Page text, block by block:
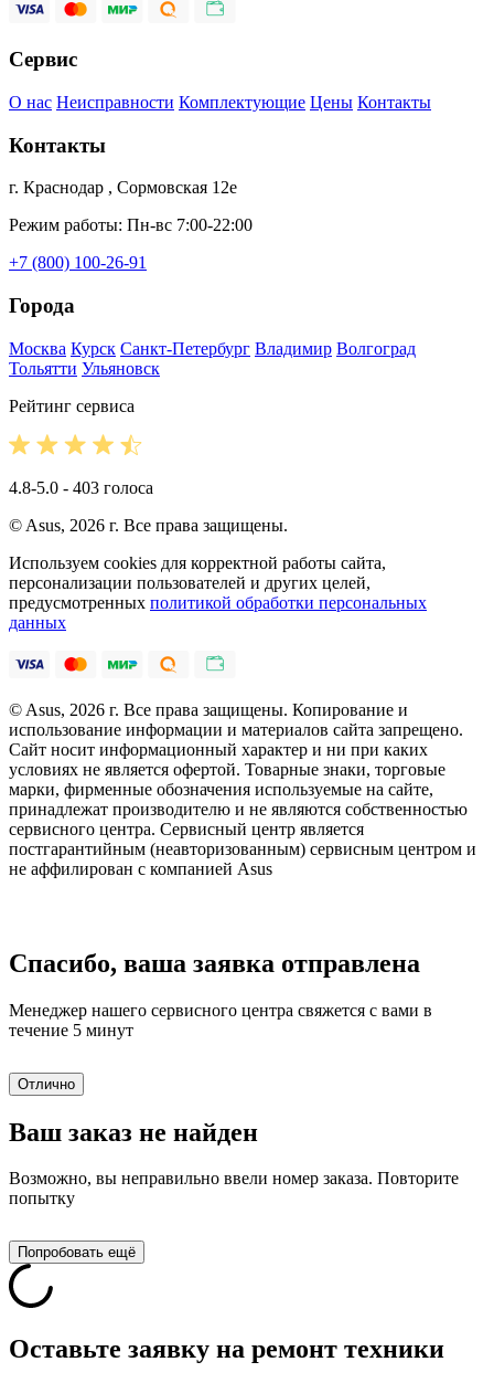
Сервис
О нас Неисправности Комплектующие Цены Контакты
Контакты
г. Краснодар , Сормовская 12е
Режим работы: Пн-вс 7:00-22:00
+7 (800) 100-26-91
Города
Москва Курск Санкт-Петербург Владимир Волгоград
Тольятти Ульяновск
Рейтинг сервиса
4.8-5.0 - 403 голоса
© Asus, 2026 г. Все права защищены.
Используем cookies для корректной работы сайта,
персонализации пользователей и других целей,
предусмотренных политикой обработки персональных
данных
© Asus, 2026 г. Все права защищены. Копирование и
использование информации и материалов сайта запрещено.
Сайт носит информационный характер и ни при каких
условиях не является офертой. Товарные знаки, торговые
марки, фирменные обозначения используемые на сайте,
принадлежат производителю и не являются собственностью
сервисного центра. Сервисный центр является
постгарантийным (неавторизованным) сервисным центром и
не аффилирован с компанией Asus
Спасибо, ваша заявка отправлена
Менеджер нашего сервисного центра свяжется с вами в
течение 5 минут
Отлично
Ваш заказ не найден
Возможно, вы неправильно ввели номер заказа. Повторите
попытку
Попробовать ещё
Оставьте заявку на ремонт техники